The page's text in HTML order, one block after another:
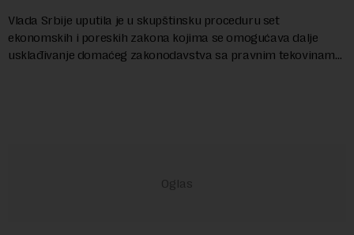
Vlada Srbije uputila je u skupštinsku proceduru set
ekonomskih i poreskih zakona kojima se omogućava dalje
usklađivanje domaćeg zakonodavstva sa pravnim tekovinama